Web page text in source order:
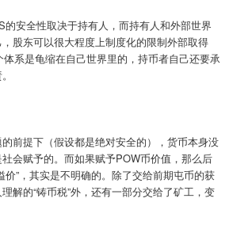
的安全性取决于持有人，而持有人和外部世界
股东可以很大程度上制度化的限制外部取得
系是龟缩在自己世界里的，持币者自己还要承
前提下（假设都是绝对安全的），货币本身没
会赋予的。而如果赋予POW币价值，那么后
价”，其实是不明确的。除了交给前期屯币的获
解的“铸币税”外，还有一部分交给了矿工，变